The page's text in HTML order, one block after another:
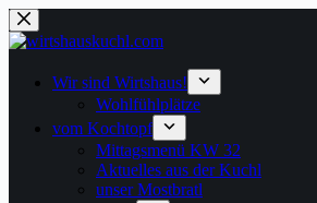
Zum
Inhalt
Wir sind Wirtshaus!
Wohlfühlplätze
vom Kochtopf
Mittagsmenü KW 32
Aktuelles aus der Kuchl
unser Mostbratl